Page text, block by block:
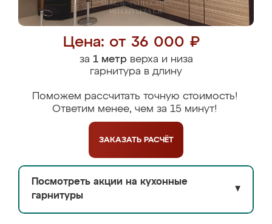
Цена: от 36 000 ₽
за 1 метрверха и низа
гарнитура в длину
Поможем рассчитать точную стоимость!
Ответим менее, чем за 15 минут!
ЗАКАЗАТЬ РАСЧЁТ
Посмотреть акции на кухонные
гарнитуры
▼